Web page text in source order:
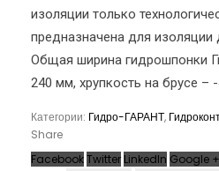
изоляции только
предназначена для изоляции
Общая ширина гидрошпонки
240 мм, хрупкость на брусе –
Категории: Гидро-ГАРАНТ,
Share
FacebookTwitter LinkedIn Google +